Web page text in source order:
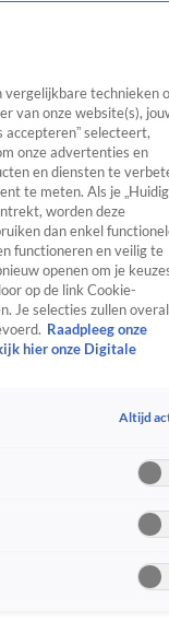
TV Algemeen
Tip
CrimeVideo's
vergelijkbare technieken
van onze website(s),
accepteren” selecteert,
onze advertenties en
en diensten te
te meten. Als je
worden deze
dan enkel
functioneren en veilig te
openen om je
op de link Cookie-
Je selecties zullen overal
Raadpleeg onze
hier onze Digitale
Altijd